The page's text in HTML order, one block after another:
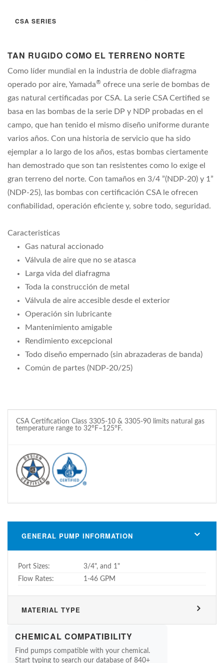
CSA SERIES
TAN RUGIDO COMO EL TERRENO NORTE
Como líder mundial en la industria de doble diafragma
operado por aire, Yamada® ofrece una serie de bombas de
gas natural certificadas por CSA. La serie CSA Certified se
basa en las bombas de la serie DP y NDP probadas en el
campo, que han tenido el mismo diseño uniforme durante
varios años. Con una historia de servicio que ha sido
ejemplar a lo largo de los años, estas bombas ciertamente
han demostrado que son tan resistentes como lo exige el
gran terreno del norte. Con tamaños en 3/4 ”(NDP-20) y 1”
(NDP-25), las bombas con certificación CSA le ofrecen
confiabilidad, operación eficiente y, sobre todo, seguridad.
Caracteristicas
Gas natural accionado
Válvula de aire que no se atasca
Larga vida del diafragma
Toda la construcción de metal
Válvula de aire accesible desde el exterior
Operación sin lubricante
Mantenimiento amigable
Rendimiento excepcional
Todo diseño empernado (sin abrazaderas de banda)
Común de partes (NDP-20/25)
CSA Certification Class 3305-10 & 3305-90 limits natural gas
temperature range to 32°F–125°F.
GENERAL PUMP INFORMATION
Port Sizes:
3/4", and 1"
Flow Rates:
1-46 GPM
MATERIAL TYPE
CHEMICAL COMPATIBILITY
Find pumps compatible with your chemical.
Start typing to search our database of 840+